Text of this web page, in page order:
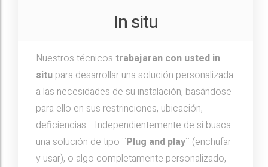
In situ
Nuestros técnicos trabajaran con usted in
situ para desarrollar una solución personalizada
a las necesidades de su instalación, basándose
para ello en sus restrinciones, ubicación,
deficiencias… Independientemente de si busca
una solución de tipo ¨Plug and play¨ (enchufar
y usar), o algo completamente personalizado,